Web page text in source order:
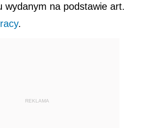
wydanym na podstawie art.
.
REKLAMA